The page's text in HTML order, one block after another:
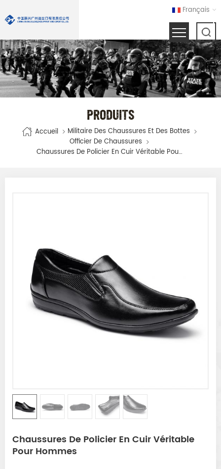
Français
PRODUITS
Accueil
Militaire Des Chaussures Et Des Bottes
Officier De Chaussures
Chaussures De Policier En Cuir Véritable Pour Hommes
Chaussures De Policier En Cuir Véritable
Pour Hommes